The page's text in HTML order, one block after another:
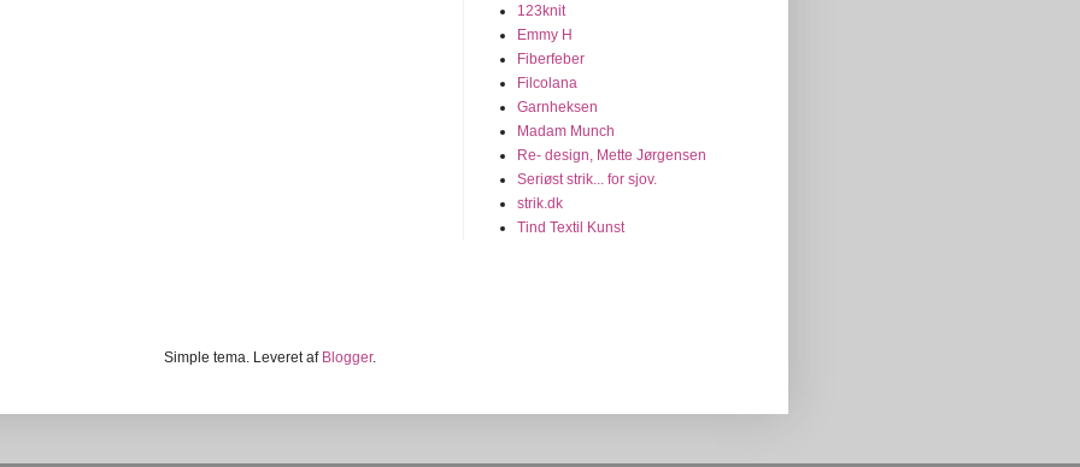
123knit
Emmy H
Fiberfeber
Filcolana
Garnheksen
Madam Munch
Re- design, Mette Jørgensen
Seriøst strik... for sjov.
strik.dk
Tind Textil Kunst
Simple tema. Leveret af Blogger.